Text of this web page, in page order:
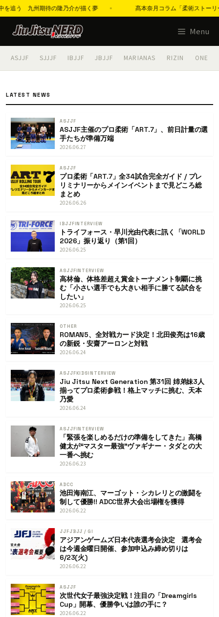
追う 九州期待の隆乃介が描く夢 髙本奈月コラム「柔術ストーリ
テ
ス
Menu
ASJJF SJJJF IBJJF JBJJF MARIANAS RIZIN ONE
LATEST NEWS
ASJJF
ASJJF主催のプロ柔術「ART.7」、前日計量の選
手たちが準備万端
2026.06.27
ASJJF
プロ柔術「ART.7」全34試合完全ガイド / プレ
リミナリーからメインイベントまで見どころ総
まとめ
2026.06.26
IBJJFINTERVIEW
トライフォース・早川光由代表に訊く「WORLD
2026」振り返り（第1回）
2026.06.25
ASJJFINTERVIEW
高林倫、体格差超え賞金トーナメント制覇に挑
む「小さい選手でも大きい相手に勝てる試合を
したい」
2026.06.25
OTHER
ROMAN5、全対戦カード決定！北田俊亮は16歳
の新鋭・安齋アーロンと対戦
2026.06.24
ASJJFKIDSINTERVIEW
Jiu Jitsu Next Generation 第31回 姉弟妹3人
揃ってプロ柔術参戦！格上マッチに挑む、天本
乃愛
2026.06.24
ASJJFINTERVIEW
「緊張を楽しめるだけの準備をしてきた」高橋
健太が“マスター最強”ヴァギナー・タダとの大
一番へ挑む
2026.06.23
ADCC
池田海南江、マーゴット・シカレリとの激闘を
制して優勝!! ADCC世界大会出場権を獲得
2026.06.22
JJFJBJJ / GI
アジアンゲームズ日本代表選考会決定 選考会
は今週金曜日開催、参加申込み締め切りは
6/23(火)
2026.06.22
ASJJF
次世代女子最強決定戦！注目の「Dreamgirls
Cup」開幕、優勝争いは誰の手に？
2026.06.22